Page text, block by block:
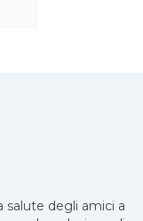
salute degli amici a